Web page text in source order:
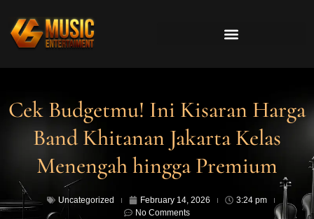
Cek Budgetmu! Ini Kisaran Harga
Band Khitanan Jakarta Kelas
Menengah hingga Premium
Uncategorized February 14, 2026
3:24 pm
No Comments